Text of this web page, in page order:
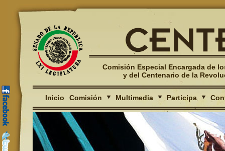
Comisión Especial Encargada de
y del Centenario de la
Inicio Comisión Multimedia Participa